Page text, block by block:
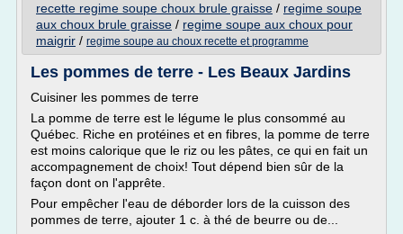
recette regime soupe choux brule graisse / regime soupe
aux choux brule graisse / regime soupe aux choux pour
maigrir / regime soupe au choux recette et programme
Les pommes de terre - Les Beaux Jardins
Cuisiner les pommes de terre
La pomme de terre est le légume le plus consommé au
Québec. Riche en protéines et en fibres, la pomme de terre
est moins calorique que le riz ou les pâtes, ce qui en fait un
accompagnement de choix! Tout dépend bien sûr de la
façon dont on l'apprête.
Pour empêcher l'eau de déborder lors de la cuisson des
pommes de terre, ajouter 1 c. à thé de beurre ou de...